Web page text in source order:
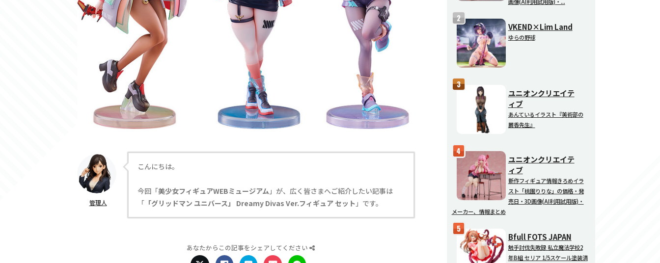
管理人
こんにちは。
今回「美少女フィギュアWEBミュージアム 」が、広く皆さまへご紹介したい記事は
「 「グリッドマン ユニバース」 Dreamy Divas Ver.フィギュア セット 」です。
あなたからこの記事をシェアしてください
VKEND×Lim Land
ゆらの野球
ユニオンクリエイテ
ィブ
あんているイラスト『美術部の
麗香先生』
ユニオンクリエイテ
ィブ
新作フィギュア情報きろめイラ
スト「桃園りりな」の価格・発
売日・3D画像(AI利用試用版)・
メーカー、情報まとめ
Bfull FOTS JAPAN
触手討伐失敗録 私立魔法学校2
年B組 セリア 1/5スケール塗装済